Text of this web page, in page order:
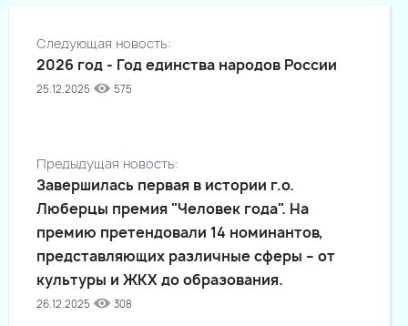
Следующая новость:
2026 год - Год единства народов России
25.12.2025 575
Предыдущая новость:
Завершилась первая в истории г.о.
Люберцы премия "Человек года". На
премию претендовали 14 номинантов,
представляющих различные сферы – от
культуры и ЖКХ до образования.
26.12.2025 308